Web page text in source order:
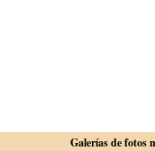
Galerías de fotos